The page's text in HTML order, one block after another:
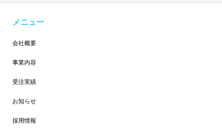
メニュー
会社概要
事業内容
受注実績
お知らせ
採用情報